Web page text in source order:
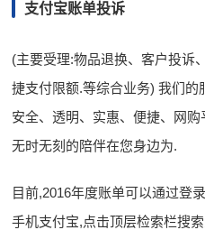
支付宝账单投诉
(主要受理:物品退换、客户投诉
捷支付限额.等综合业务) 我们
安全、透明、实惠、便捷、网
无时无刻的陪伴在您身边为.
目前,2016年度账单可以通过登
手机支付宝,点击顶层检索栏搜